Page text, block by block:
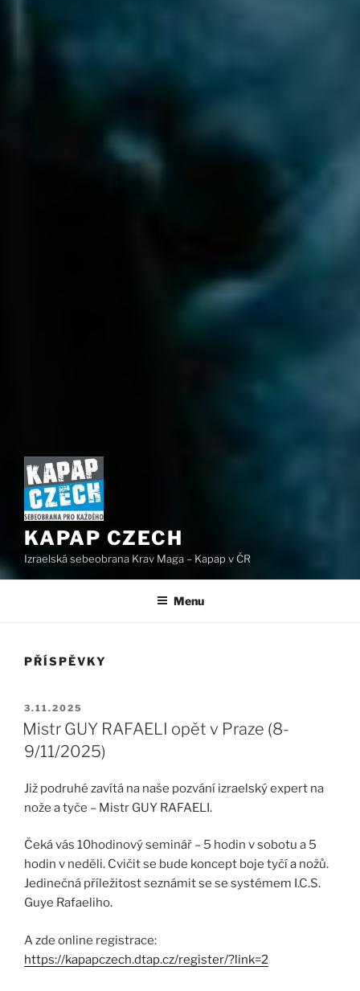
KAPAP CZECH
Izraelská sebeobrana Krav Maga – Kapap v ČR
Menu
PŘÍSPĚVKY
PUBLIKOVÁNO
3.11.2025
Mistr GUY RAFAELI opět v Praze (8-
9/11/2025)
Již podruhé zavítá na naše pozvání izraelský expert na
nože a tyče – Mistr GUY RAFAELI.
Čeká vás 10hodinový seminář – 5 hodin v sobotu a 5
hodin v neděli. Cvičit se bude koncept boje tyčí a nožů.
Jedinečná příležitost seznámit se se systémem I.C.S.
Guye Rafaeliho.
A zde online registrace:
https://kapapczech.dtap.cz/register/?link=2